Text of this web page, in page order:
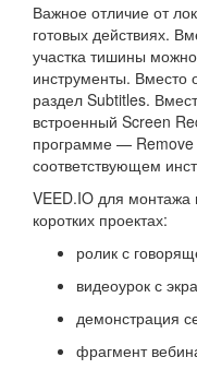
Важное отличие от
готовых действиях.
участка тишины
инструменты. Вместо
раздел Subtitles.
встроенный Screen
программе — Remove
соответствующем
VEED.IO для монтажа
коротких проектах:
ролик с
видеоурок с
демонстрация
фрагмент